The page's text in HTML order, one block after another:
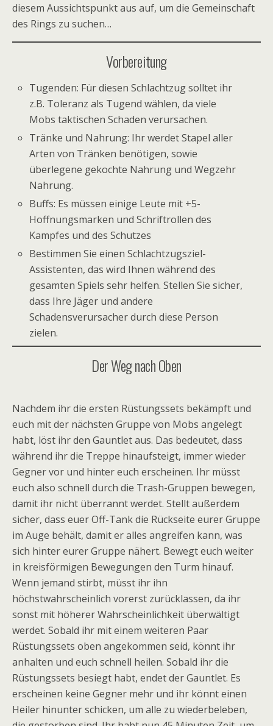
diesem Aussichtspunkt aus auf, um die Gemeinschaft
des Rings zu suchen…
Vorbereitung
Tugenden: Für diesen Schlachtzug solltet ihr
z.B. Toleranz als Tugend wählen, da viele
Mobs taktischen Schaden verursachen.
Tränke und Nahrung: Ihr werdet Stapel aller
Arten von Tränken benötigen, sowie
überlegene gekochte Nahrung und Wegzehr
Nahrung.
Buffs: Es müssen einige Leute mit +5-
Hoffnungsmarken und Schriftrollen des
Kampfes und des Schutzes
Bestimmen Sie einen Schlachtzugsziel-
Assistenten, das wird Ihnen während des
gesamten Spiels sehr helfen. Stellen Sie sicher,
dass Ihre Jäger und andere
Schadensverursacher durch diese Person
zielen.
Der Weg nach Oben
Nachdem ihr die ersten Rüstungssets bekämpft und
euch mit der nächsten Gruppe von Mobs angelegt
habt, löst ihr den Gauntlet aus. Das bedeutet, dass
während ihr die Treppe hinaufsteigt, immer wieder
Gegner vor und hinter euch erscheinen. Ihr müsst
euch also schnell durch die Trash-Gruppen bewegen,
damit ihr nicht überrannt werdet. Stellt außerdem
sicher, dass euer Off-Tank die Rückseite eurer Gruppe
im Auge behält, damit er alles angreifen kann, was
sich hinter eurer Gruppe nähert. Bewegt euch weiter
in kreisförmigen Bewegungen den Turm hinauf.
Wenn jemand stirbt, müsst ihr ihn
höchstwahrscheinlich vorerst zurücklassen, da ihr
sonst mit höherer Wahrscheinlichkeit überwältigt
werdet. Sobald ihr mit einem weiteren Paar
Rüstungssets oben angekommen seid, könnt ihr
anhalten und euch schnell heilen. Sobald ihr die
Rüstungssets besiegt habt, endet der Gauntlet. Es
erscheinen keine Gegner mehr und ihr könnt einen
Heiler hinunter schicken, um alle zu wiederbeleben,